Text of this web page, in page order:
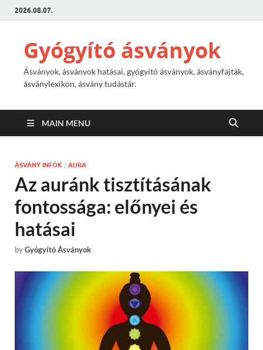
2026.08.07.
Gyógyító ásványok
Ásványok, ásványok hatásai, gyógyító ásványok, ásványfajták,
ásványlexikon, ásvány tudástár.
MAIN MENU
ÁSVÁNY INFÓK / AURA
Az auránk tisztításának
fontossága: előnyei és
hatásai
byGyógyító Ásványok